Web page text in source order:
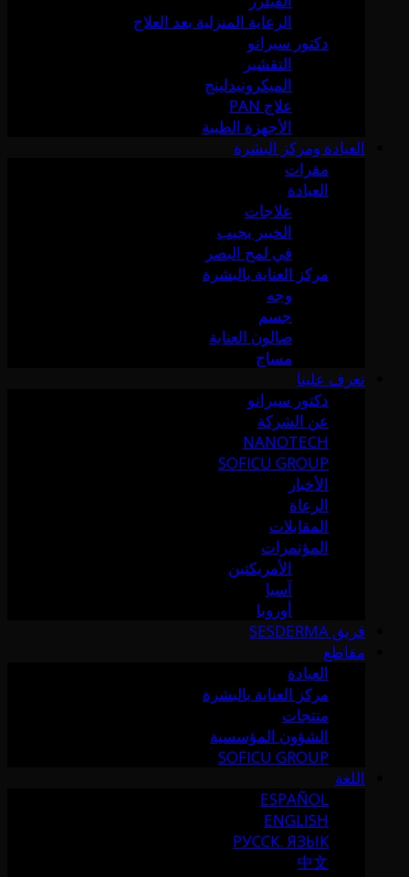
الرعاية المنزلية بعد العلاج
دكتور سيرانو
التقشير
الميكرونيدلينج
علاج PAN
الأجهزة الطبية
العيادة ومركز البشرة
مقرات
العيادة
علاجات
الخبير يجيب
في لمح البصر
مركز العناية بالبشرة
وجه
جسم
صالون العناية
مساج
تعرف علينا
دكتور سيرانو
عن الشركة
NANOTECH
SOFICU GROUP
الأخبار
الرعاة
المقابلات
المؤتمرات
الأمريكتين
آسيا
أوروبا
فريق SESDERMA
مقاطع
العيادة
مركز العناية بالبشرة
منتجات
الشؤون المؤسسية
SOFICU GROUP
اللغة
ESPAÑOL
ENGLISH
РУССК. ЯЗЫК
中文